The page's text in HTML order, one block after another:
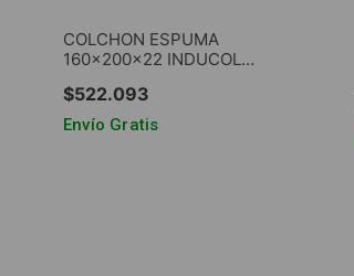
COLCHON ESPUMA
160x200x22 INDUCOL
$522.093
Envío Gratis